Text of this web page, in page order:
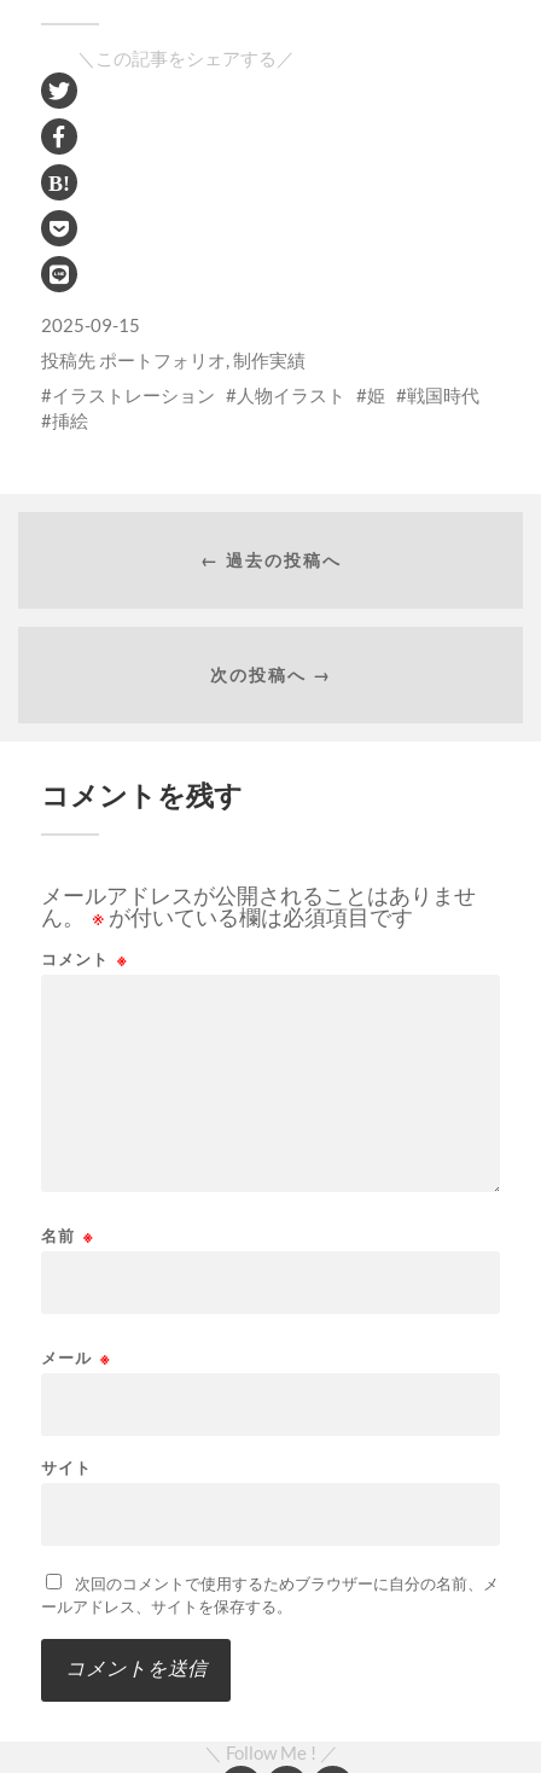
＼この記事をシェアする／
2025-09-15
投稿先 ポートフォリオ,制作実績
イラストレーション
人物イラスト 姫
戦国時代
挿絵
← 過去の投稿へ
次の投稿へ →
コメントを残す
メールアドレスが公開されることはありませ
ん。
※ が付いている欄は必須項目です
コメント ※
名前 ※
メール ※
サイト
次回のコメントで使用するためブラウザーに自分の名前、メ
ールアドレス、サイトを保存する。
＼ Follow Me ! ／